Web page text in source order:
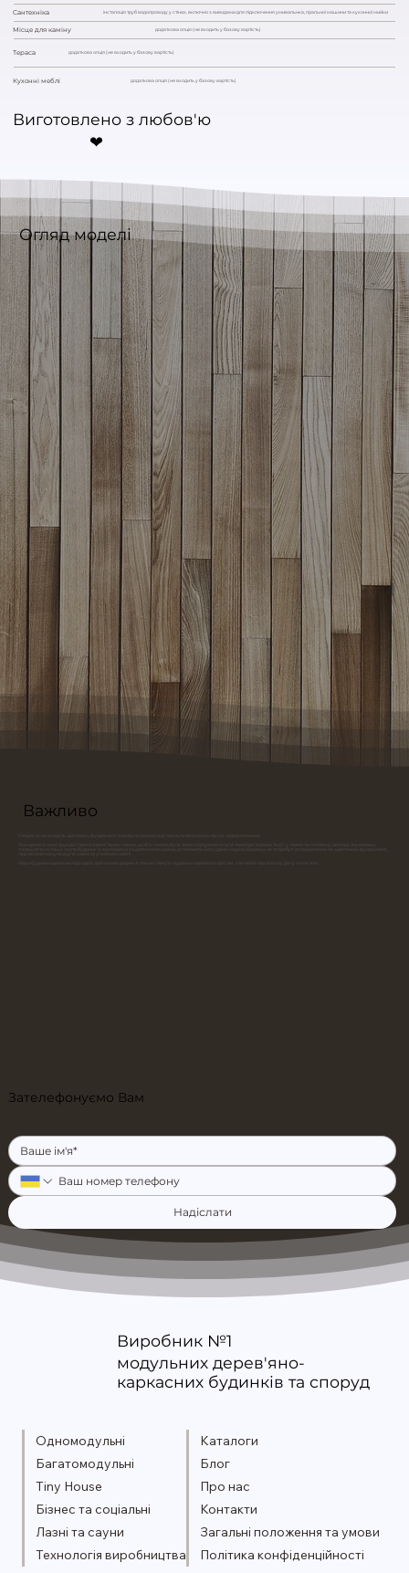
Сантехніка інсталяція труб водопроводу у стінах, включно з виводами для підключення умивальнка, пральної машини та кухонної мийки
Місце для каміну додаткова опція (не входить у базову вартість)
Тераса додаткова опція (не входить у базову вартість)
Кухонні меблі додаткова опція (не входить у базову вартість)
Виготовлено з любов'ю
❤︎
Огляд моделі
Важливо
У вартість не входять: доставка, фундамент, зовнішні комунікації, послуги автокрана під час відвантаження.
Розміри всіх конструкцій спроєктовані таким чином, щоб їх можна було транспортувати по всій території України та ЄС у повністю готовому вигляді. Замовнику
залишається лише зняти будинок із вантажівки за допомогою крана, встановити його (дана модель будинку не потребує встановлення на «цегляний» фундамент),
підключити комунікації та завезти улюблені меблі.
Наші будинки ідеально підходять для малих родин. А також стануть чудовим варіантом для тих, хто мріяв про власну дачу за містом.
Зателефонуємо Вам
Надіслати
Виробник №1
модульних дерев'яно-
каркасних будинків та споруд
Одномодульні
Багатомодульні
Tiny House
Бізнес та соціальні
Лазні та сауни
Технологія виробництва
Каталоги
Блог
Про нас
Контакти
Загальні положення та умови
Політика конфіденційності